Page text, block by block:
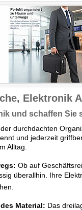
Elektronik
und schaffen Sie
durchdachten
und jederzeit
Alltag.
Ob auf
überallhin. Ihre
Material: Das